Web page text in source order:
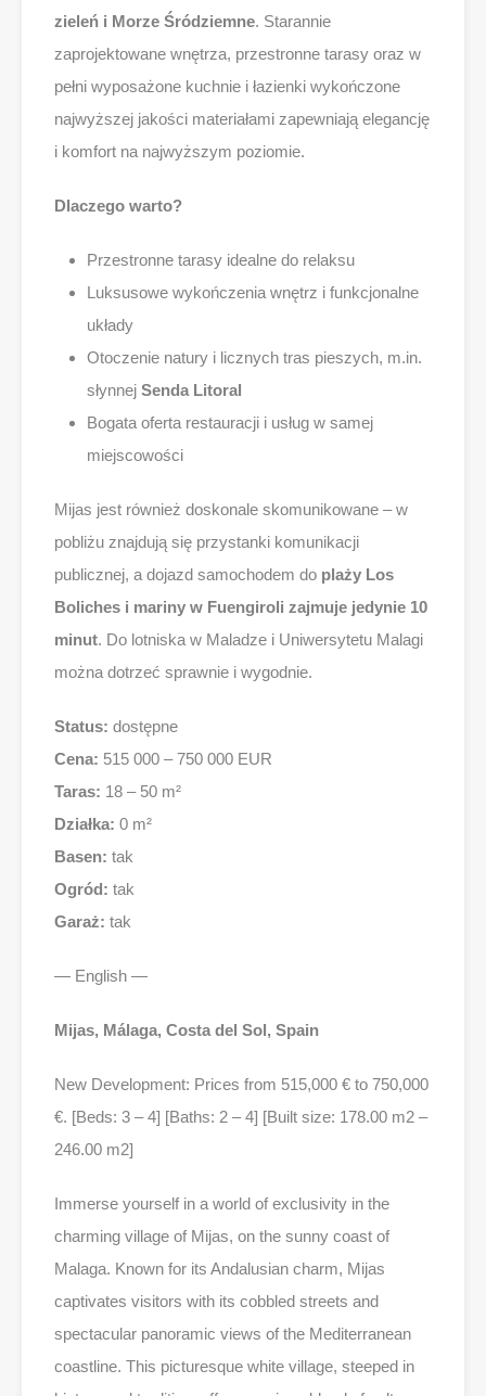
zieleń i Morze Śródziemne. Starannie
zaprojektowane wnętrza, przestronne tarasy oraz w
pełni wyposażone kuchnie i łazienki wykończone
najwyższej jakości materiałami zapewniają elegancję
i komfort na najwyższym poziomie.
Dlaczego warto?
Przestronne tarasy idealne do relaksu
Luksusowe wykończenia wnętrz i funkcjonalne
układy
Otoczenie natury i licznych tras pieszych, m.in.
słynnej Senda Litoral
Bogata oferta restauracji i usług w samej
miejscowości
Mijas jest również doskonale skomunikowane – w
pobliżu znajdują się przystanki komunikacji
publicznej, a dojazd samochodem do plaży Los
Boliches i mariny w Fuengiroli zajmuje jedynie 10
minut. Do lotniska w Maladze i Uniwersytetu Malagi
można dotrzeć sprawnie i wygodnie.
Status: dostępne
Cena: 515 000 – 750 000 EUR
Taras: 18 – 50 m²
Działka: 0 m²
Basen: tak
Ogród: tak
Garaż: tak
— English —
Mijas, Málaga, Costa del Sol, Spain
New Development: Prices from 515,000 € to 750,000
€. [Beds: 3 – 4] [Baths: 2 – 4] [Built size: 178.00 m2 –
246.00 m2]
Immerse yourself in a world of exclusivity in the
charming village of Mijas, on the sunny coast of
Malaga. Known for its Andalusian charm, Mijas
captivates visitors with its cobbled streets and
spectacular panoramic views of the Mediterranean
coastline. This picturesque white village, steeped in